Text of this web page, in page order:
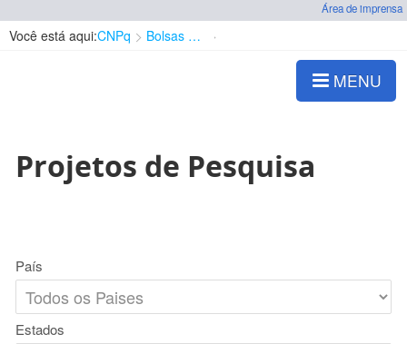
Área de imprensa
Você está aqui:CNPq Bolsas e Auxílios Vigentes
MENU
Projetos de Pesquisa
País
Estados